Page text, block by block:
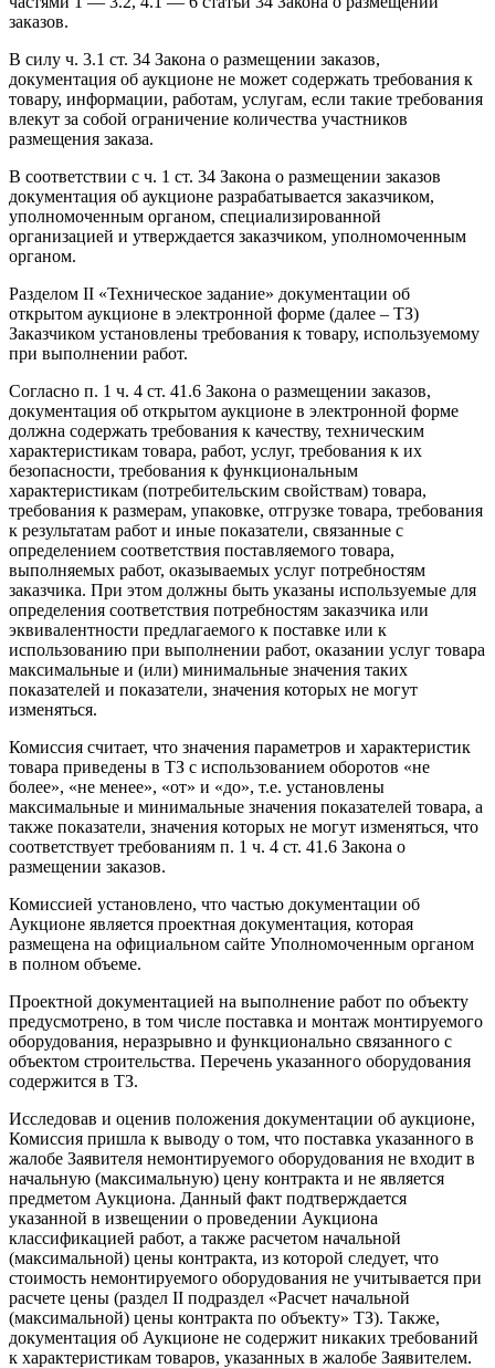
заказов.
В силу ч. 3.1 ст. 34 Закона о размещении заказов,
документация об аукционе не может содержать требования к
товару, информации, работам, услугам, если такие требования
влекут за собой ограничение количества участников
размещения заказа.
В соответствии с ч. 1 ст. 34 Закона о размещении заказов
документация об аукционе разрабатывается заказчиком,
уполномоченным органом, специализированной
организацией и утверждается заказчиком, уполномоченным
органом.
Разделом II «Техническое задание» документации об
открытом аукционе в электронной форме (далее – ТЗ)
Заказчиком установлены требования к товару, используемому
при выполнении работ.
Согласно п. 1 ч. 4 ст. 41.6 Закона о размещении заказов,
документация об открытом аукционе в электронной форме
должна содержать требования к качеству, техническим
характеристикам товара, работ, услуг, требования к их
безопасности, требования к функциональным
характеристикам (потребительским свойствам) товара,
требования к размерам, упаковке, отгрузке товара, требования
к результатам работ и иные показатели, связанные с
определением соответствия поставляемого товара,
выполняемых работ, оказываемых услуг потребностям
заказчика. При этом должны быть указаны используемые для
определения соответствия потребностям заказчика или
эквивалентности предлагаемого к поставке или к
использованию при выполнении работ, оказании услуг товара
максимальные и (или) минимальные значения таких
показателей и показатели, значения которых не могут
изменяться.
Комиссия считает, что значения параметров и характеристик
товара приведены в ТЗ с использованием оборотов «не
более», «не менее», «от» и «до», т.е. установлены
максимальные и минимальные значения показателей товара, а
также показатели, значения которых не могут изменяться, что
соответствует требованиям п. 1 ч. 4 ст. 41.6 Закона о
размещении заказов.
Комиссией установлено, что частью документации об
Аукционе является проектная документация, которая
размещена на официальном сайте Уполномоченным органом
в полном объеме.
Проектной документацией на выполнение работ по объекту
предусмотрено, в том числе поставка и монтаж монтируемого
оборудования, неразрывно и функционально связанного с
объектом строительства. Перечень указанного оборудования
содержится в ТЗ.
Исследовав и оценив положения документации об аукционе,
Комиссия пришла к выводу о том, что поставка указанного в
жалобе Заявителя немонтируемого оборудования не входит в
начальную (максимальную) цену контракта и не является
предметом Аукциона. Данный факт подтверждается
указанной в извещении о проведении Аукциона
классификацией работ, а также расчетом начальной
(максимальной) цены контракта, из которой следует, что
стоимость немонтируемого оборудования не учитывается при
расчете цены (раздел II подраздел «Расчет начальной
(максимальной) цены контракта по объекту» ТЗ). Также,
документация об Аукционе не содержит никаких требований
к характеристикам товаров, указанных в жалобе Заявителем.